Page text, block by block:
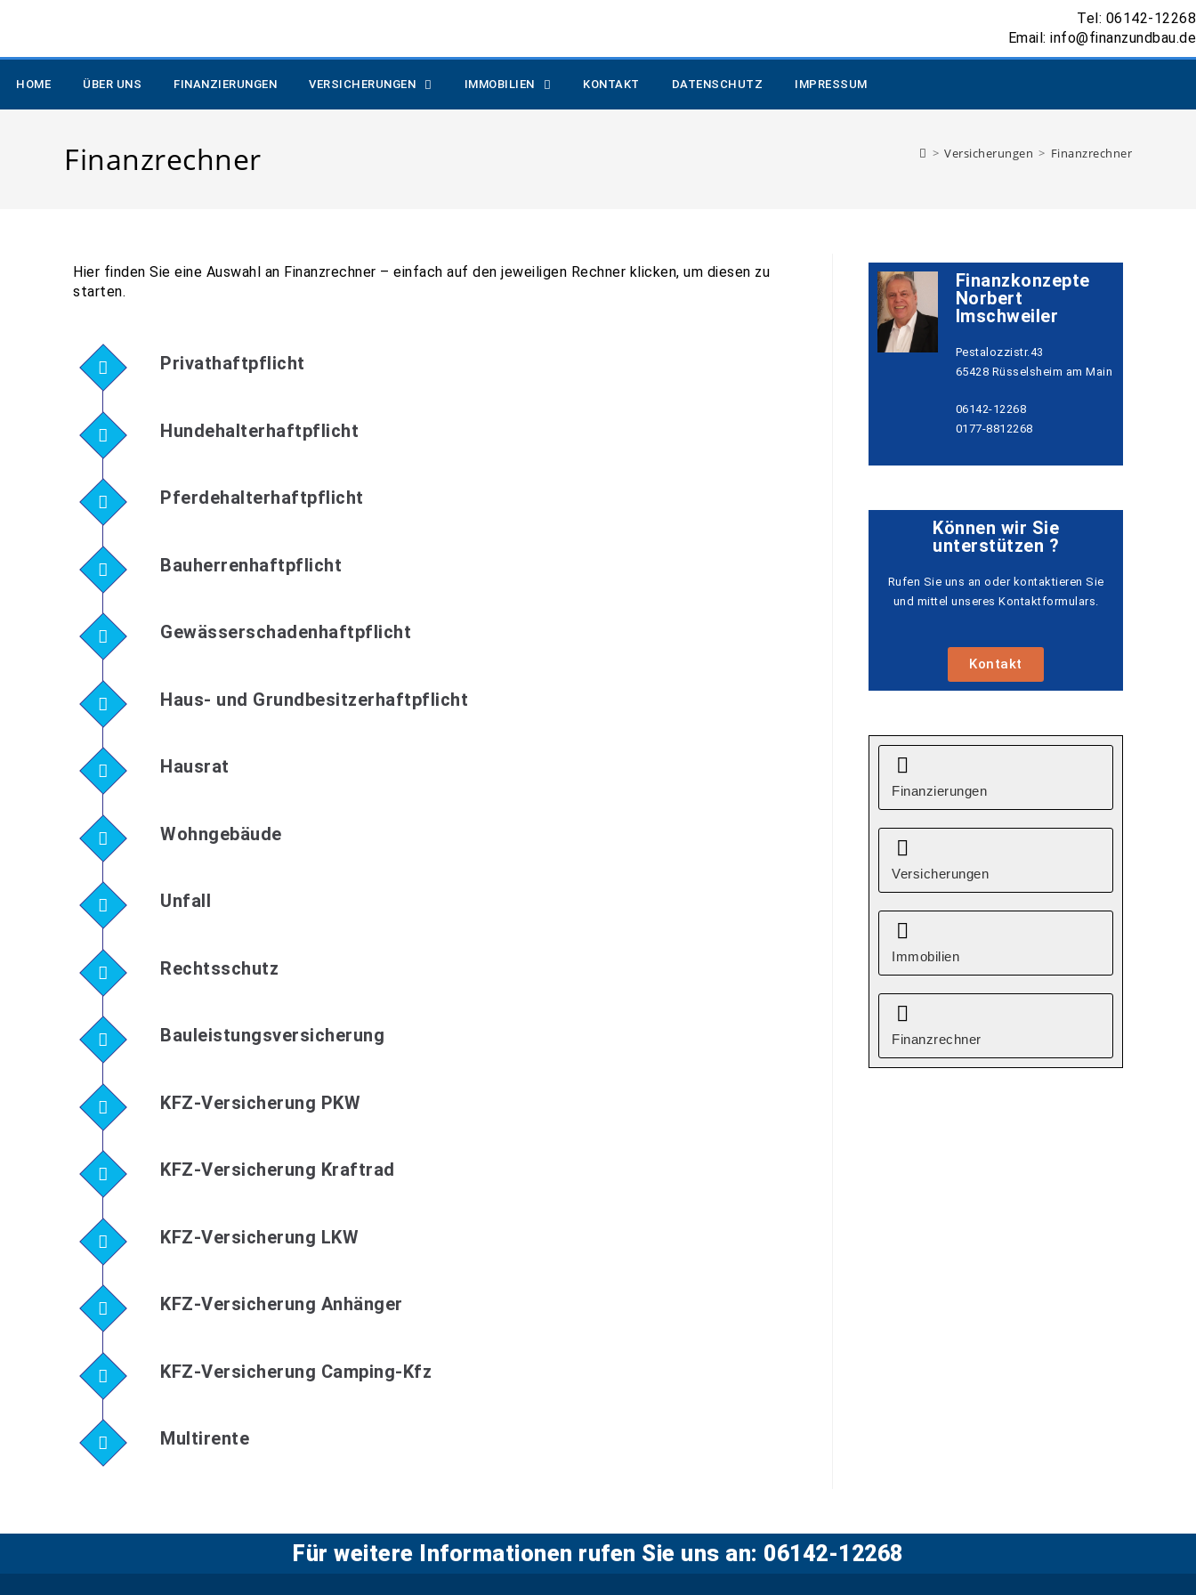
Tel: 06142-12268
Email: info@finanzundbau.de
HOME ÜBER UNS FINANZIERUNGEN VERSICHERUNGEN IMMOBILIEN KONTAKT DATENSCHUTZ IMPRESSUM
Finanzrechner > Versicherungen > Finanzrechner
Hier finden Sie eine Auswahl an Finanzrechner – einfach auf den jeweiligen Rechner klicken, um diesen zu
starten.
Privathaftpflicht
Hundehalterhaftpflicht
Pferdehalterhaftpflicht
Bauherrenhaftpflicht
Gewässerschadenhaftpflicht
Haus- und Grundbesitzerhaftpflicht
Hausrat
Wohngebäude
Unfall
Rechtsschutz
Bauleistungsversicherung
KFZ-Versicherung PKW
KFZ-Versicherung Kraftrad
KFZ-Versicherung LKW
KFZ-Versicherung Anhänger
KFZ-Versicherung Camping-Kfz
Multirente
Finanzkonzepte
Norbert
Imschweiler
Pestalozzistr.43
65428 Rüsselsheim am Main
06142-12268
0177-8812268
Können wir Sie
unterstützen ?
Rufen Sie uns an oder kontaktieren Sie
und mittel unseres Kontaktformulars.
Kontakt
Finanzierungen
Versicherungen
Immobilien
Finanzrechner
Für weitere Informationen rufen Sie uns an: 06142-12268